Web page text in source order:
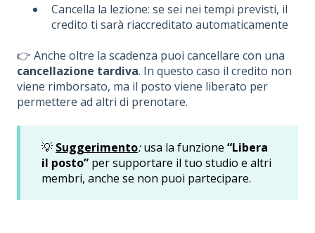
Cancella la lezione: se sei nei tempi previsti, il
credito ti sarà riaccreditato automaticamente
👉 Anche oltre la scadenza puoi cancellare con una
cancellazione tardiva. In questo caso il credito non
viene rimborsato, ma il posto viene liberato per
permettere ad altri di prenotare.
💡 Suggerimento:usa la funzione “Libera
il posto” per supportare il tuo studio e altri
membri, anche se non puoi partecipare.